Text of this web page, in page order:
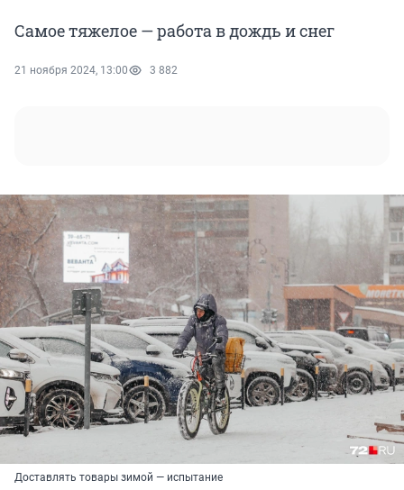
Самое тяжелое — работа в дождь и снег
21 ноября 2024, 13:00 3 882
Доставлять товары зимой — испытание